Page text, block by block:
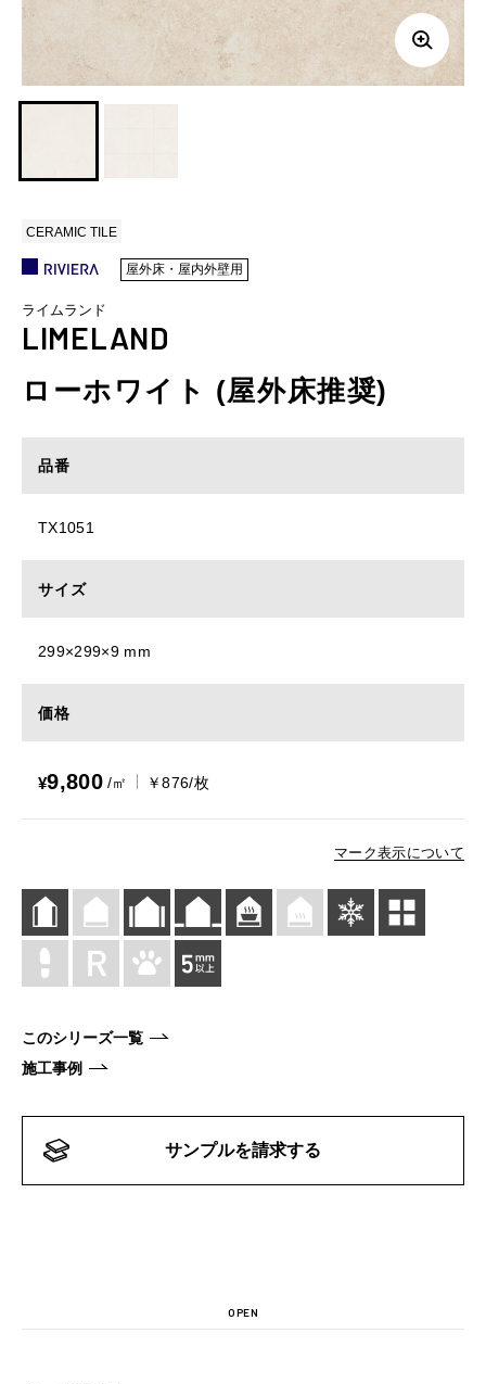
CERAMIC TILE
屋外床・屋内外壁用
ライムランド
LIMELAND
ローホワイト (屋外床推奨)
品番
TX1051
サイズ
299×299×9 mm
価格
¥9,800 /㎡ ￥876/枚
マーク表示について
このシリーズ一覧
施工事例
サンプルを請求する
OPEN